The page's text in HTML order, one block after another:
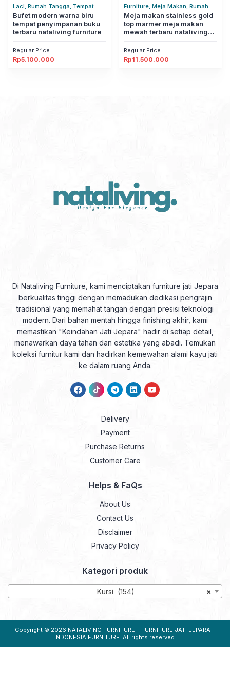
Laci, Rumah Tangga, Tempat
Penyimpanan
Bufet modern warna biru
tempat penyimpanan buku
terbaru nataliving furniture
Regular Price
Rp5.100.000
Furniture, Meja Makan, Rumah
Tangga
Meja makan stainless gold
top marmer meja makan
mewah terbaru nataliving
Regular Price
Rp11.500.000
Di Nataliving Furniture, kami menciptakan furniture jati Jepara
berkualitas tinggi dengan memadukan dedikasi pengrajin
tradisional yang memahat tangan dengan presisi teknologi
modern. Dari bahan mentah hingga finishing akhir, kami
memastikan "Keindahan Jati Jepara" hadir di setiap detail,
menawarkan daya tahan dan estetika yang abadi. Temukan
koleksi furnitur kami dan hadirkan kemewahan alami kayu jati
ke dalam ruang Anda.
Delivery
Payment
Purchase Returns
Customer Care
Helps & FaQs
About Us
Contact Us
Disclaimer
Privacy Policy
Kategori produk
×
Kursi (154)
Copyright © 2026 NATALIVING FURNITURE – FURNITURE JATI JEPARA –
INDONESIA FURNITURE. All rights reserved.